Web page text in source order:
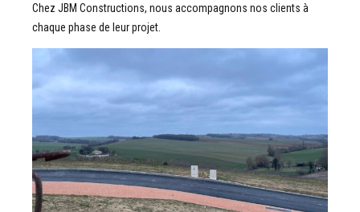
Chez JBM Constructions, nous accompagnons nos clients à
chaque phase de leur projet.